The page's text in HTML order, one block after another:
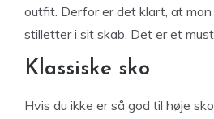
outfit. Derfor er det klart, at
stilletter i sit skab. Det er et
Klassiske sko
Hvis du ikke er så god til høje